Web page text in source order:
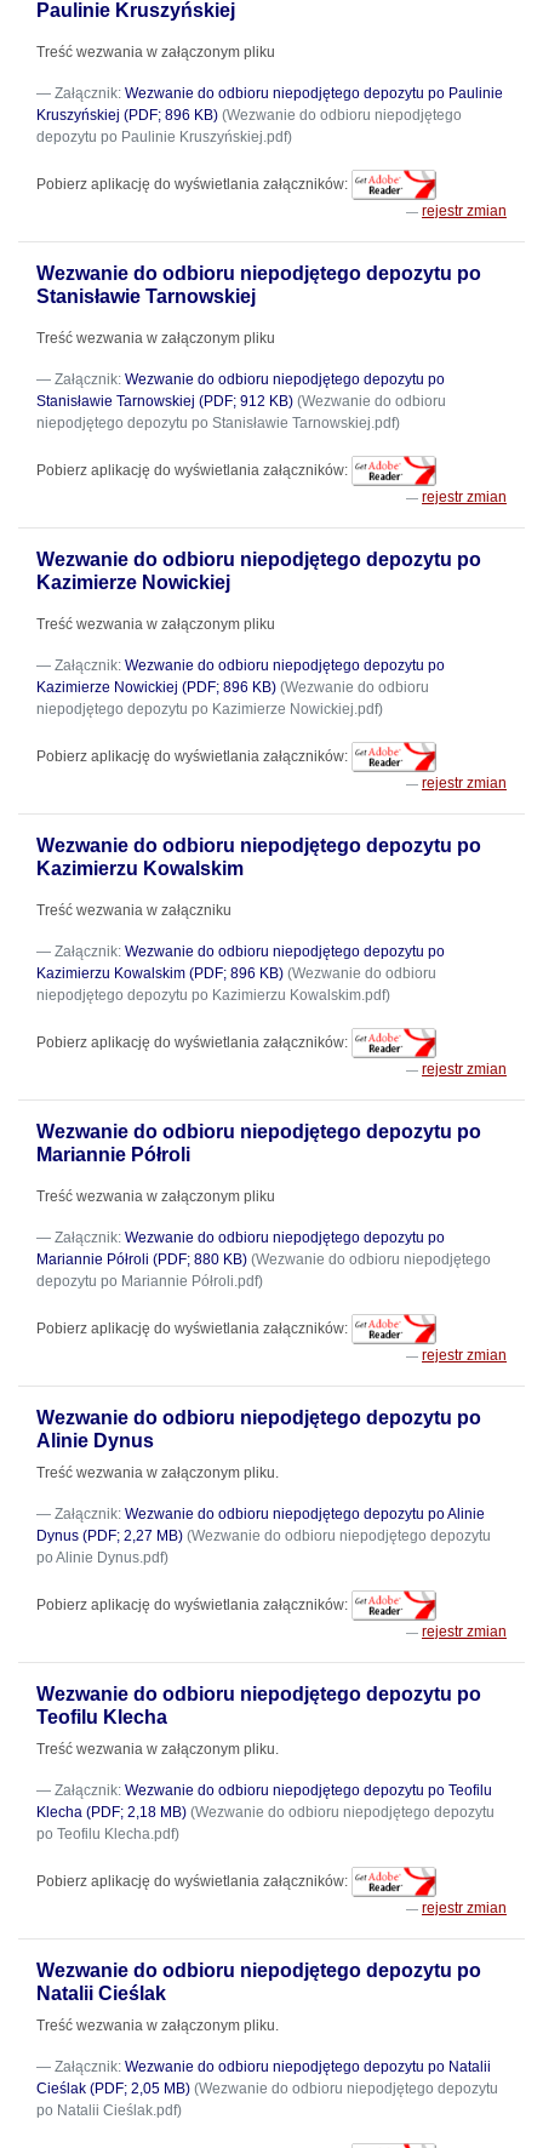
Paulinie Kruszyńskiej
Treść wezwania w załączonym pliku
Załącznik: Wezwanie do odbioru niepodjętego depozytu po Paulinie
Kruszyńskiej (PDF; 896 KB) (Wezwanie do odbioru niepodjętego
depozytu po Paulinie Kruszyńskiej.pdf)
Pobierz aplikację do wyświetlania załączników:
rejestr zmian
Wezwanie do odbioru niepodjętego depozytu po
Stanisławie Tarnowskiej
Treść wezwania w załączonym pliku
Załącznik: Wezwanie do odbioru niepodjętego depozytu po
Stanisławie Tarnowskiej (PDF; 912 KB) (Wezwanie do odbioru
niepodjętego depozytu po Stanisławie Tarnowskiej.pdf)
Pobierz aplikację do wyświetlania załączników:
rejestr zmian
Wezwanie do odbioru niepodjętego depozytu po
Kazimierze Nowickiej
Treść wezwania w załączonym pliku
Załącznik: Wezwanie do odbioru niepodjętego depozytu po
Kazimierze Nowickiej (PDF; 896 KB) (Wezwanie do odbioru
niepodjętego depozytu po Kazimierze Nowickiej.pdf)
Pobierz aplikację do wyświetlania załączników:
rejestr zmian
Wezwanie do odbioru niepodjętego depozytu po
Kazimierzu Kowalskim
Treść wezwania w załączniku
Załącznik: Wezwanie do odbioru niepodjętego depozytu po
Kazimierzu Kowalskim (PDF; 896 KB) (Wezwanie do odbioru
niepodjętego depozytu po Kazimierzu Kowalskim.pdf)
Pobierz aplikację do wyświetlania załączników:
rejestr zmian
Wezwanie do odbioru niepodjętego depozytu po
Mariannie Półroli
Treść wezwania w załączonym pliku
Załącznik: Wezwanie do odbioru niepodjętego depozytu po
Mariannie Półroli (PDF; 880 KB) (Wezwanie do odbioru niepodjętego
depozytu po Mariannie Półroli.pdf)
Pobierz aplikację do wyświetlania załączników:
rejestr zmian
Wezwanie do odbioru niepodjętego depozytu po
Alinie Dynus
Treść wezwania w załączonym pliku.
Załącznik: Wezwanie do odbioru niepodjętego depozytu po Alinie
Dynus (PDF; 2,27 MB) (Wezwanie do odbioru niepodjętego depozytu
po Alinie Dynus.pdf)
Pobierz aplikację do wyświetlania załączników:
rejestr zmian
Wezwanie do odbioru niepodjętego depozytu po
Teofilu Klecha
Treść wezwania w załączonym pliku.
Załącznik: Wezwanie do odbioru niepodjętego depozytu po Teofilu
Klecha (PDF; 2,18 MB) (Wezwanie do odbioru niepodjętego depozytu
po Teofilu Klecha.pdf)
Pobierz aplikację do wyświetlania załączników:
rejestr zmian
Wezwanie do odbioru niepodjętego depozytu po
Natalii Cieślak
Treść wezwania w załączonym pliku.
Załącznik: Wezwanie do odbioru niepodjętego depozytu po Natalii
Cieślak (PDF; 2,05 MB) (Wezwanie do odbioru niepodjętego depozytu
po Natalii Cieślak.pdf)